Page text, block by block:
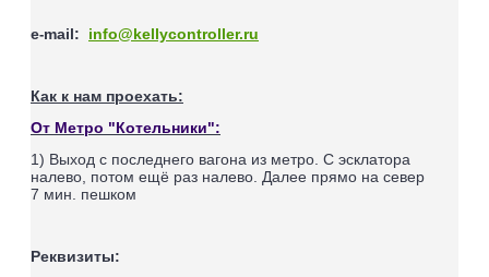
e-mail: info@kellycontroller.ru
Как к нам проехать:
От Метро "Котельники":
1) Выход с последнего вагона из метро. С эсклатора
налево, потом ещё раз налево. Далее прямо на север
7 мин. пешком
Реквизиты: